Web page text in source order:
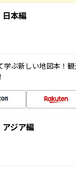
本編
学ぶ新しい地図本！
ジア編